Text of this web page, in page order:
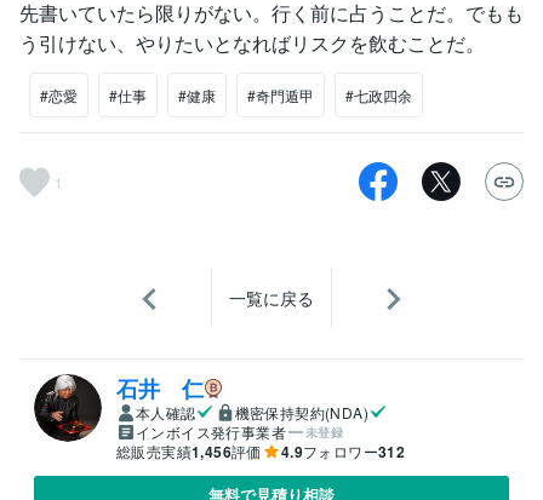
先書いていたら限りがない。行く前に占うことだ。でもも
う引けない、やりたいとなればリスクを飲むことだ。
#恋愛 #仕事 #健康 #奇門遁甲 #七政四余
1
一覧に戻る
石井 仁
本人確認
機密保持契約(NDA)
インボイス発行事業者
未登録
総販売実績1,456評価 4.9フォロワー312
無料で見積り相談